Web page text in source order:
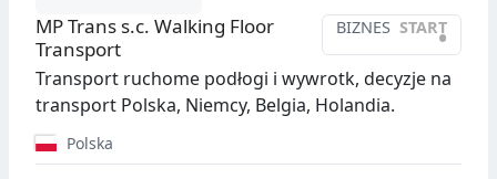
BIZNES START
•
MP Trans s.c. Walking Floor
Transport
Transport ruchome podłogi i wywrotk, decyzje na
transport Polska, Niemcy, Belgia, Holandia.
Polska